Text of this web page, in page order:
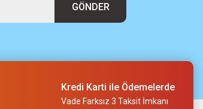
GÖNDER
Kredi Karti ile Ödemelerde
Vade Farksız 3 Taksit İmkanı